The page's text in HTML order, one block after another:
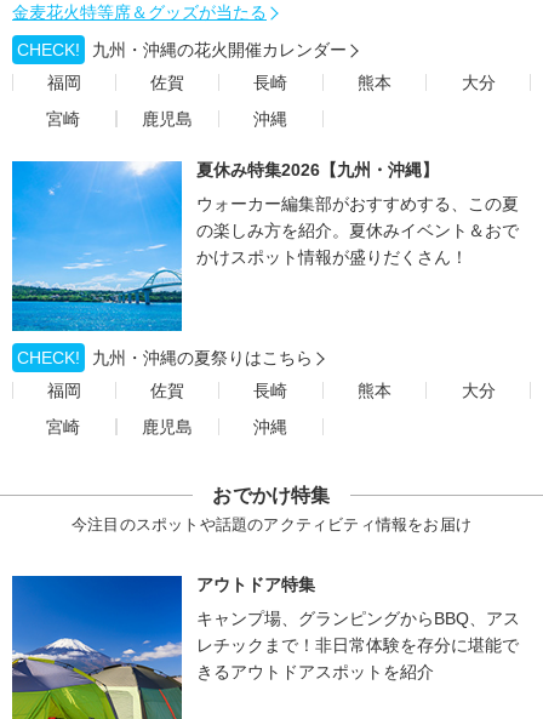
金麦花火特等席＆グッズが当たる
CHECK!
九州・沖縄の花火開催カレンダー
福岡
佐賀 長崎 熊本
大分
宮崎
鹿児島 沖縄
夏休み特集2026【九州・沖縄】
ウォーカー編集部がおすすめする、この夏
の楽しみ方を紹介。夏休みイベント＆おで
かけスポット情報が盛りだくさん！
CHECK!
九州・沖縄の夏祭りはこちら
福岡
佐賀 長崎 熊本
大分
宮崎
鹿児島 沖縄
おでかけ特集
今注目のスポットや話題のアクティビティ情報をお届け
アウトドア特集
キャンプ場、グランピングからBBQ、アス
レチックまで！非日常体験を存分に堪能で
きるアウトドアスポットを紹介